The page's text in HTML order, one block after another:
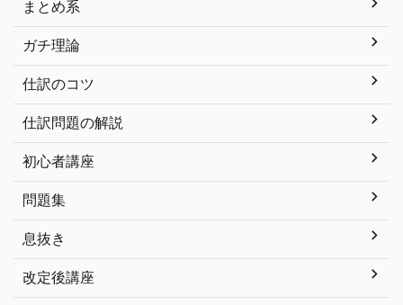
まとめ系
ガチ理論
仕訳のコツ
仕訳問題の解説
初心者講座
問題集
息抜き
改定後講座